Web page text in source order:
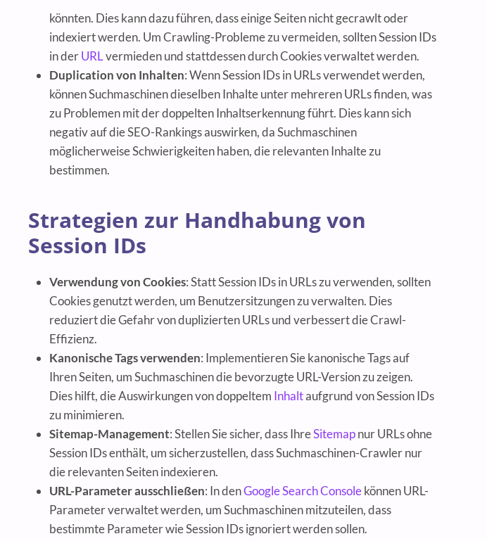
könnten. Dies kann dazu führen, dass einige Seiten nicht gecrawlt oder
indexiert werden. Um Crawling-Probleme zu vermeiden, sollten Session IDs
in derURLvermieden und stattdessen durch Cookies verwaltet werden.
Duplication von Inhalten: Wenn Session IDs in URLs verwendet werden,
können Suchmaschinen dieselben Inhalte unter mehreren URLs finden, was
zu Problemen mit der doppelten Inhaltserkennung führt. Dies kann sich
negativ auf die SEO-Rankings auswirken, da Suchmaschinen
möglicherweise Schwierigkeiten haben, die relevanten Inhalte zu
bestimmen.
Strategien zur Handhabung von
Session IDs
Verwendung von Cookies: Statt Session IDs in URLs zu verwenden, sollten
Cookies genutzt werden, um Benutzersitzungen zu verwalten. Dies
reduziert die Gefahr von duplizierten URLs und verbessert die Crawl-
Effizienz.
Kanonische Tags verwenden: Implementieren Sie kanonische Tags auf
Ihren Seiten, um Suchmaschinen die bevorzugte URL-Version zu zeigen.
Dies hilft, die Auswirkungen von doppeltem Inhaltaufgrund von Session IDs
zu minimieren.
Sitemap-Management: Stellen Sie sicher, dass IhreSitemapnur URLs ohne
Session IDs enthält, um sicherzustellen, dass Suchmaschinen-Crawler nur
die relevanten Seiten indexieren.
URL-Parameter ausschließen: In denGoogle Search Consolekönnen URL-
Parameter verwaltet werden, um Suchmaschinen mitzuteilen, dass
bestimmte Parameter wie Session IDs ignoriert werden sollen.